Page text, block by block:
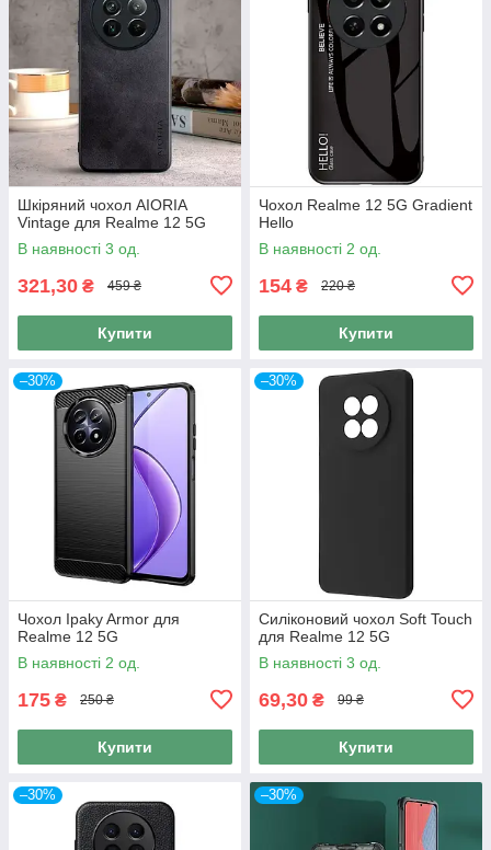
Шкіряний чохол AIORIA
Vintage для Realme 12 5G
В наявності 3 од.
321,30 ₴ 459 ₴
Купити
Чохол Realme 12 5G Gradient
Hello
В наявності 2 од.
154 ₴ 220 ₴
Купити
–30%
Чохол Ipaky Armor для
Realme 12 5G
В наявності 2 од.
175 ₴ 250 ₴
Купити
–30%
Силіконовий чохол Soft Touch
для Realme 12 5G
В наявності 3 од.
69,30 ₴ 99 ₴
Купити
–30% –30%